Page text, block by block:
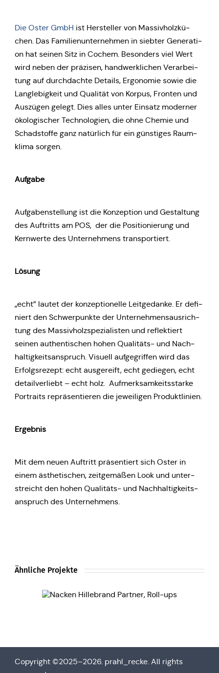
Die Oster GmbH ist Her­stel­ler von Mas­siv­holz­kü­
chen. Das Fami­li­en­un­ter­neh­men in siebter Gene­ra­ti­
on hat seinen Sitz in Cochem. Beson­ders viel Wert
wird neben der prä­zi­sen, hand­werk­li­chen Ver­ar­bei­
tung auf durch­dach­te Details, Ergo­no­mie sowie die
Lang­le­big­keit und Qua­li­tät von Korpus, Fronten und
Aus­zü­gen gelegt. Dies alles unter Einsatz moder­ner
öko­lo­gi­scher Tech­no­lo­gien, die ohne Chemie und
Schad­stof­fe ganz natür­lich für ein güns­ti­ges Raum­
kli­ma sorgen.
Aufgabe
Auf­ga­ben­stel­lung ist die Kon­zep­ti­on und Gestal­tung
des Auf­tritts am POS, der die Posi­tio­nie­rung und
Kern­wer­te des Unter­neh­mens transportiert.
Lösung
„echt” lautet der kon­zep­tio­nel­le Leit­ge­dan­ke. Er defi­
niert den Schwer­punk­te der Unter­neh­mens­aus­rich­
tung des Mas­siv­holz­spe­zia­lis­ten und reflek­tiert
seinen authen­ti­schen hohen Qua­li­täts- und Nach­
hal­tig­keits­an­spruch. Visuell auf­ge­grif­fen wird das
Erfolgs­re­zept: echt aus­ge­reift, echt gedie­gen, echt
detail­ver­liebt – echt holz. Auf­merk­sam­keits­star­ke
Por­traits reprä­sen­tie­ren die jewei­li­gen Produktlinien.
Ergeb­nis
Mit dem neuen Auf­tritt prä­sen­tiert sich Oster in
einem ästhe­ti­schen, zeit­ge­mä­ßen Look und unter­
streicht den hohen Qua­li­täts- und Nach­hal­tig­keits­
an­spruch des Unternehmens.
Ähnliche Projekte
Copy­right ©2025–2026. prahl_recke. All rights